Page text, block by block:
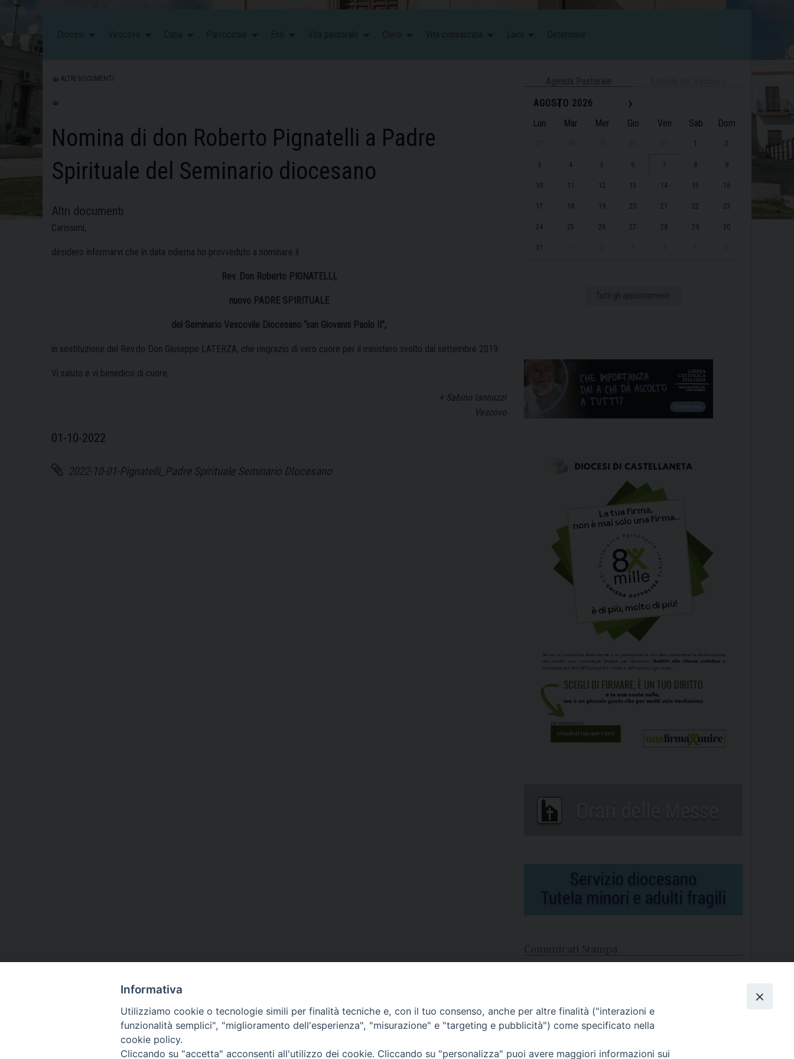
ALTRI DOCUMENTI
Nomina di don Roberto Pignatelli a Padre
Spirituale del Seminario diocesano
Altri documenti
Carissimi,
desidero informarvi che in data odierna ho provveduto a nominare il
Rev. Don Roberto PIGNATELLI,
nuovo PADRE SPIRITUALE
del Seminario Vescovile Diocesano “san Giovanni Paolo II”,
in sostituzione del Rev.do Don Giuseppe LATERZA, che ringrazio di vero cuore per il ministero svolto dal settembre 2019.
Vi saluto e vi benedico di cuore,
+ Sabino Iannuzzi
Vescovo
01-10-2022
2022-10-01-Pignatelli_Padre Spirituale Seminario DIocesano
Agenda Pastorale
‹
AGOSTO 2026 ›
Lun Mar Mer Gio Ven Sab Dom
1 2
3 4 5 6 7 8 9
10 11 12 13 14 15 16
17 18 19 20 21 22 23
24 25 26 27 28 29 30
31
Comunicati Stampa
Nasce la Consulta Diocesana delle Aggregazioni Laicali di
Castellaneta
Archivio comunicati stampa
Informativa
Utilizziamo cookie o tecnologie simili per finalità tecniche e, con il tuo consenso, anche per altre finalità ("interazioni e
funzionalità semplici", "miglioramento dell'esperienza", "misurazione" e "targeting e pubblicità") come specificato nella
cookie policy.
Cliccando su "accetta" acconsenti all'utilizzo dei cookie. Cliccando su "personalizza" puoi avere maggiori informazioni sui